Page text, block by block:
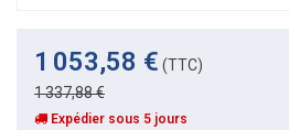
1 053,58 € (TTC)
1 337,88 €
Expédier sous 5 jours